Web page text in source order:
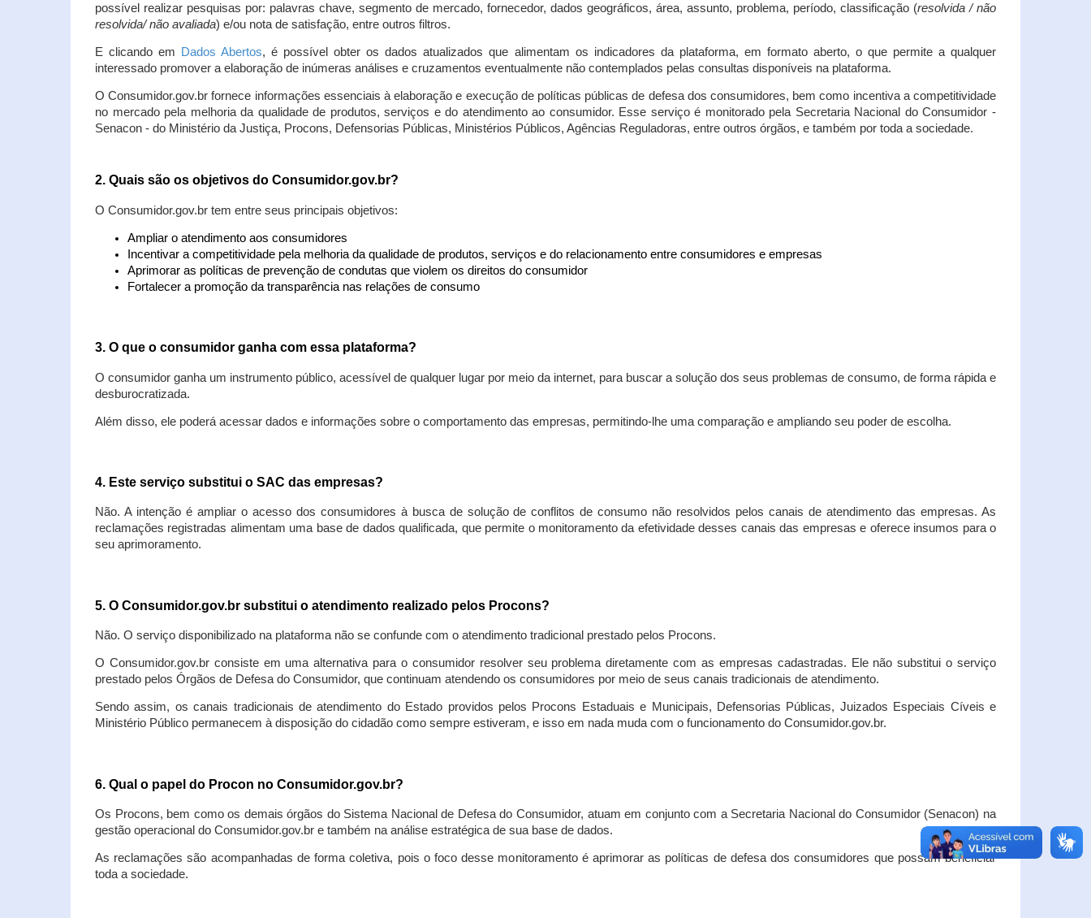
possível realizar pesquisas por: palavras chave, segmento de mercado, fornecedor, dados geográficos, área, assunto, problema, período, classificação (resolvida / não
resolvida/ não avaliada) e/ou nota de satisfação, entre outros filtros.
E clicando em Dados Abertos, é possível obter os dados atualizados que alimentam os indicadores da plataforma, em formato aberto, o que permite a qualquer
interessado promover a elaboração de inúmeras análises e cruzamentos eventualmente não contemplados pelas consultas disponíveis na plataforma.
O Consumidor.gov.br fornece informações essenciais à elaboração e execução de políticas públicas de defesa dos consumidores, bem como incentiva a competitividade
no mercado pela melhoria da qualidade de produtos, serviços e do atendimento ao consumidor. Esse serviço é monitorado pela Secretaria Nacional do Consumidor -
Senacon - do Ministério da Justiça, Procons, Defensorias Públicas, Ministérios Públicos, Agências Reguladoras, entre outros órgãos, e também por toda a sociedade.
2. Quais são os objetivos do Consumidor.gov.br?
O Consumidor.gov.br tem entre seus principais objetivos:
Ampliar o atendimento aos consumidores
Incentivar a competitividade pela melhoria da qualidade de produtos, serviços e do relacionamento entre consumidores e empresas
Aprimorar as políticas de prevenção de condutas que violem os direitos do consumidor
Fortalecer a promoção da transparência nas relações de consumo
3. O que o consumidor ganha com essa plataforma?
O consumidor ganha um instrumento público, acessível de qualquer lugar por meio da internet, para buscar a solução dos seus problemas de consumo, de forma rápida e
desburocratizada.
Além disso, ele poderá acessar dados e informações sobre o comportamento das empresas, permitindo-lhe uma comparação e ampliando seu poder de escolha.
4. Este serviço substitui o SAC das empresas?
Não. A intenção é ampliar o acesso dos consumidores à busca de solução de conflitos de consumo não resolvidos pelos canais de atendimento das empresas. As
reclamações registradas alimentam uma base de dados qualificada, que permite o monitoramento da efetividade desses canais das empresas e oferece insumos para o
seu aprimoramento.
5. O Consumidor.gov.br substitui o atendimento realizado pelos Procons?
Não. O serviço disponibilizado na plataforma não se confunde com o atendimento tradicional prestado pelos Procons.
O Consumidor.gov.br consiste em uma alternativa para o consumidor resolver seu problema diretamente com as empresas cadastradas. Ele não substitui o serviço
prestado pelos Órgãos de Defesa do Consumidor, que continuam atendendo os consumidores por meio de seus canais tradicionais de atendimento.
Sendo assim, os canais tradicionais de atendimento do Estado providos pelos Procons Estaduais e Municipais, Defensorias Públicas, Juizados Especiais Cíveis e
Ministério Público permanecem à disposição do cidadão como sempre estiveram, e isso em nada muda com o funcionamento do Consumidor.gov.br.
6. Qual o papel do Procon no Consumidor.gov.br?
Os Procons, bem como os demais órgãos do Sistema Nacional de Defesa do Consumidor, atuam em conjunto com a Secretaria Nacional do Consumidor (Senacon) na
gestão operacional do Consumidor.gov.br e também na análise estratégica de sua base de dados.
As reclamações são acompanhadas de forma coletiva, pois o foco desse monitoramento é aprimorar as políticas de defesa dos consumidores que possam beneficiar
toda a sociedade.